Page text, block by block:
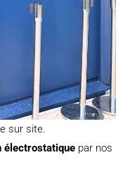
sur site.
électrostatique par nos